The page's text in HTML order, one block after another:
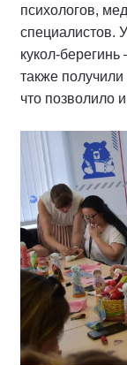
психологов,
специалистов.
кукол-
также
что позволило